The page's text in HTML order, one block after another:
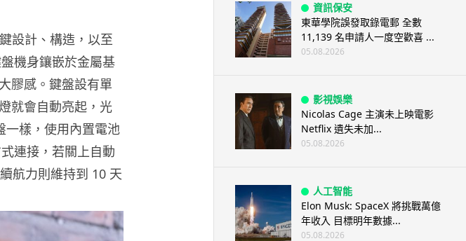
設計、構造，以至
機身鑲嵌於金屬基
膠感。鍵盤設有單
就會自動亮起，光
樣，使用內置電池
連接，若關上自動
航力則維持到 10 天
資訊保安
東華學院誤發取錄電郵 全數
11,139 名申請人一度空歡喜 ...
05.08.2026
影視娛樂
Nicolas Cage 主演未上映電影
Netflix 遺失未加...
05.08.2026
人工智能
Elon Musk: SpaceX 將挑戰萬億
年收入 目標明年數據...
05.08.2026